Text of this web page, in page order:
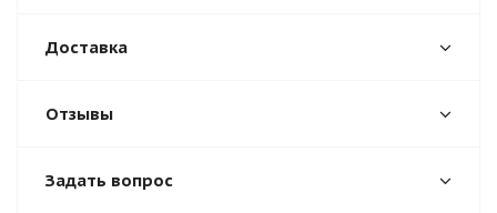
Доставка
Отзывы
Задать вопрос